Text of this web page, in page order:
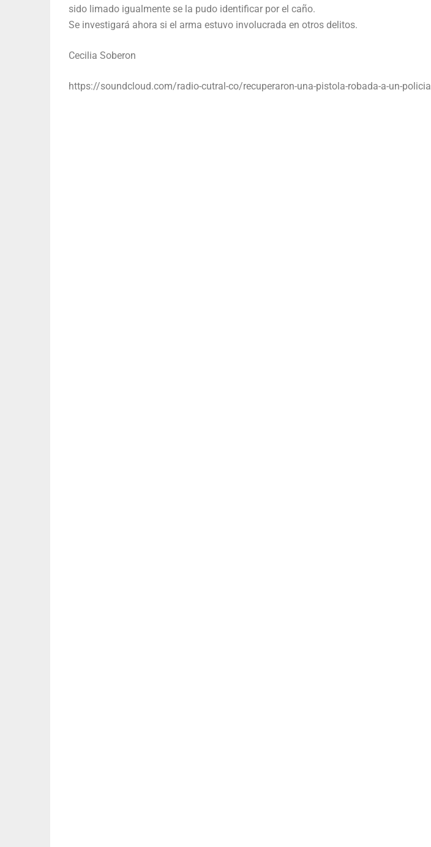
sido limado igualmente se la pudo identificar por el caño.
Se investigará ahora si el arma estuvo involucrada en otros delitos.
Cecilia Soberon
https://soundcloud.com/radio-cutral-co/recuperaron-una-pistola-robada-a-un-policia